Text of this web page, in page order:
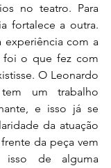
no teatro. Para
fortalece a outra.
experiência com a
foi o que fez com
O Leonardo
um trabalho
e isso já se
da atuação
da peça vem
isso de alguma